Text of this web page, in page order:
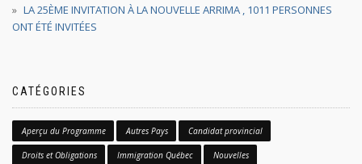
LA 25ÈME INVITATION À LA NOUVELLE ARRIMA , 1011 PERSONNES
ONT ÉTÉ INVITÉES
CATÉGORIES
Aperçu du Programme Autres Pays Candidat provincial
Droits et Obligations Immigration Québec Nouvelles